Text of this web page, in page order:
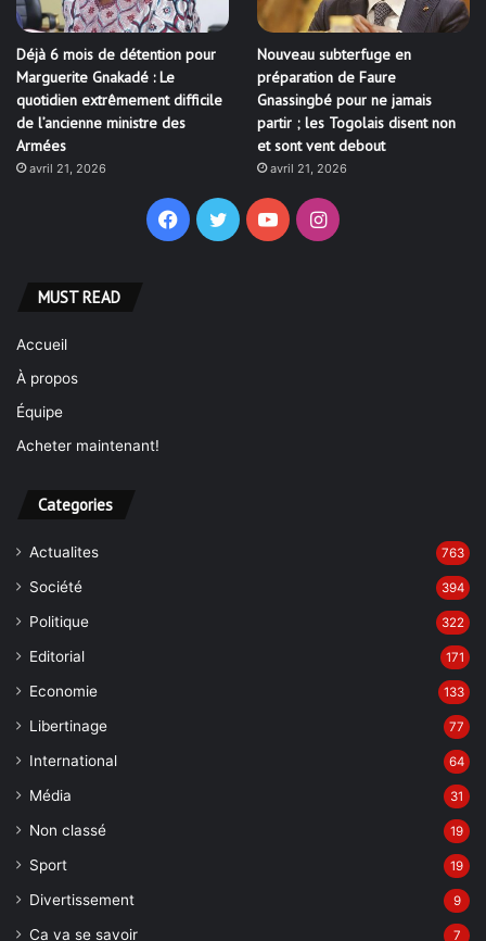
Déjà 6 mois de détention pour
Marguerite Gnakadé : Le
quotidien extrêmement difficile
de l’ancienne ministre des
Armées
avril 21, 2026
Nouveau subterfuge en
préparation de Faure
Gnassingbé pour ne jamais
partir ; les Togolais disent non
et sont vent debout
avril 21, 2026
Facebook
TwitterYouTubeInstagram
MUST READ
Accueil
À propos
Équipe
Acheter maintenant!
Categories
Actualites 763
Société 394
Politique 322
Editorial 171
Economie 133
Libertinage 77
International 64
Média 31
Non classé 19
Sport 19
Divertissement 9
Ca va se savoir 7